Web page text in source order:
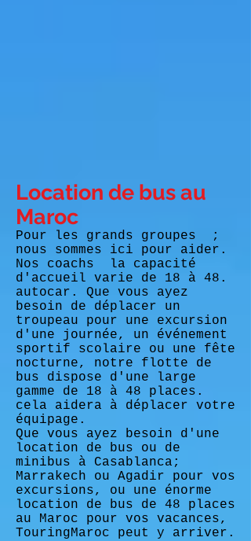
Location de bus au
Maroc
Pour les grands groupes
;
nous sommes ici pour aider.
Nos coachs
la capacité
d'accueil varie de 18 à 48.
autocar. Que vous ayez
besoin de déplacer un
troupeau pour une excursion
d'une journée, un événement
sportif scolaire ou une fête
nocturne, notre flotte de
bus dispose d'une large
gamme de 18 à 48 places.
cela aidera à déplacer votre
équipage.
Que vous ayez besoin d'une
location de bus ou de
minibus à Casablanca;
Marrakech ou Agadir pour vos
excursions, ou une énorme
location de bus de 48 places
au Maroc pour vos vacances,
TouringMaroc peut y arriver.